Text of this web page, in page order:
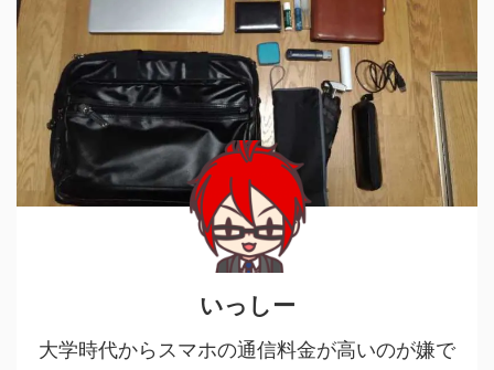
いっしー
大学時代からスマホの通信料金が高いのが嫌で